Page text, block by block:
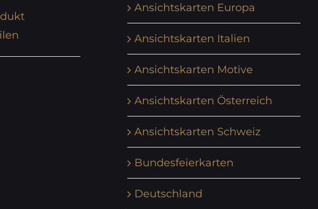
Ansichtskarten Europa
Ansichtskarten Italien
Ansichtskarten Motive
Ansichtskarten Österreich
Ansichtskarten Schweiz
Bundesfeierkarten
Deutschland